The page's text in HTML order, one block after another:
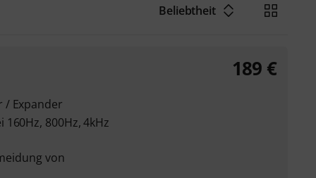
Beliebtheit
/ Expander
800Hz, 4kHz
von
189 €